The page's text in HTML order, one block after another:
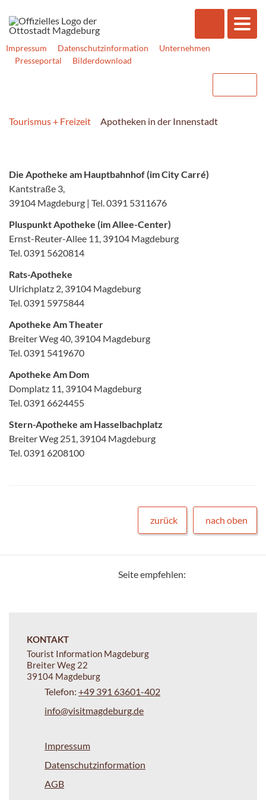
Impressum Datenschutzinformation
Unternehmen
Presseportal
Bilderdownload
Tourismus + Freizeit Apotheken in der Innenstadt
Die Apotheke am Hauptbahnhof (im City Carré)
Kantstraße 3,
39104 Magdeburg | Tel. 0391 5311676
Pluspunkt Apotheke (im Allee-Center)
Ernst-Reuter-Allee 11, 39104 Magdeburg
Tel. 0391 5620814
Rats-Apotheke
Ulrichplatz 2, 39104 Magdeburg
Tel. 0391 5975844
Apotheke Am Theater
Breiter Weg 40, 39104 Magdeburg
Tel. 0391 5419670
Apotheke Am Dom
Domplatz 11, 39104 Magdeburg
Tel. 0391 6624455
Stern-Apotheke am Hasselbachplatz
Breiter Weg 251, 39104 Magdeburg
Tel. 0391 6208100
zurück nach oben
Seite empfehlen:
KONTAKT
Tourist Information Magdeburg
Breiter Weg 22
39104 Magdeburg
Telefon: +49 391 63601-402
info@visitmagdeburg.de
Impressum
Datenschutzinformation
AGB